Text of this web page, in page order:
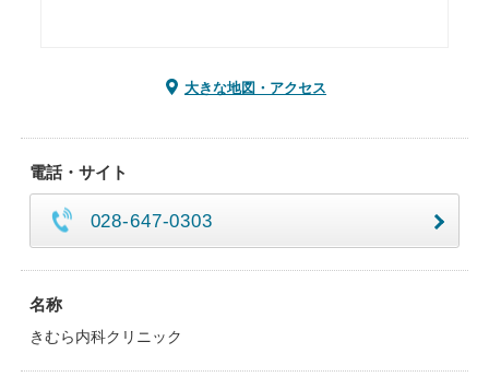
大きな地図・アクセス
電話・サイト
028-647-0303
名称
きむら内科クリニック